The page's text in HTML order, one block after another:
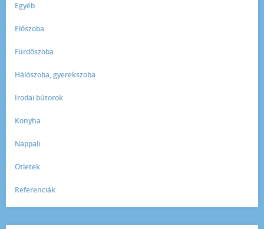
Egyéb
Előszoba
Fürdőszoba
Hálószoba, gyerekszoba
Irodai bútorok
Konyha
Nappali
Ötletek
Referenciák